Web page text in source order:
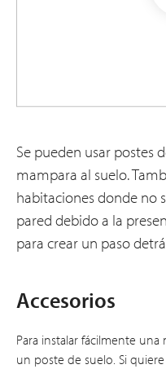
Se pueden usar postes
mampara al suelo.
habitaciones donde no
pared debido a la
para crear un paso
Accesorios
Para instalar fácilmente una
un poste de suelo. Si